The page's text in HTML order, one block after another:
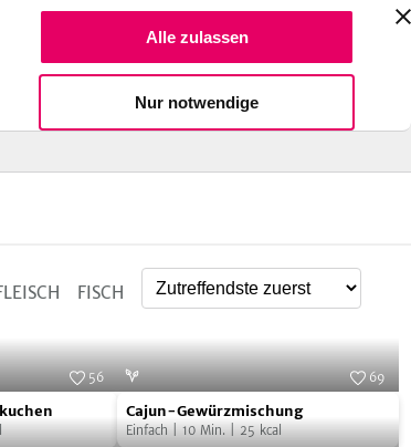
Alle zulassen
Nur notwendige
Spendiere einen Kaffee
Suche
FISCH
von "Have a Try"
56
Cajun-
Gewürzmischung
69
Cajun-Gewürzmischung
Einfach| 10 Min.| 25 kcal